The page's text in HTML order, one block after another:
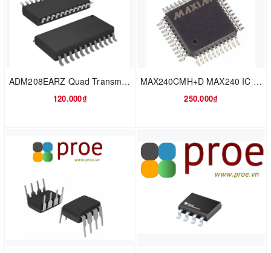
ADM208EARZ Quad Transmitter/Receiver RS-232 24-Pin SOIC W Tube
120.000₫
MAX240CMH+D MAX240 IC TRANSCEIVER FULL 5/5 44MQFP
250.000₫